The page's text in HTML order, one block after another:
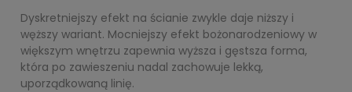
Dyskretniejszy efekt na ścianie zwykle daje niższy i
węższy wariant. Mocniejszy efekt bożonarodzeniowy w
większym wnętrzu zapewnia wyższa i gęstsza forma,
która po zawieszeniu nadal zachowuje lekką,
uporządkowaną linię.